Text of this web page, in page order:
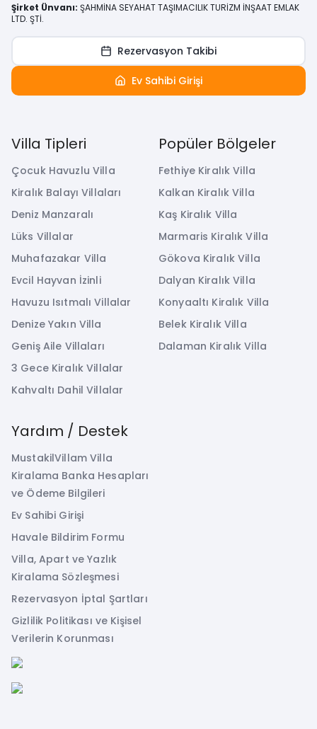
Villa Tipleri
Çocuk Havuzlu Villa
Kiralık Balayı Villaları
Deniz Manzaralı
Lüks Villalar
Muhafazakar Villa
Evcil Hayvan İzinli
Havuzu Isıtmalı Villalar
Denize Yakın Villa
Geniş Aile Villaları
3 Gece Kiralık Villalar
Kahvaltı Dahil Villalar
Popüler Bölgeler
Fethiye Kiralık Villa
Kalkan Kiralık Villa
Kaş Kiralık Villa
Marmaris Kiralık Villa
Gökova Kiralık Villa
Dalyan Kiralık Villa
Konyaaltı Kiralık Villa
Belek Kiralık Villa
Dalaman Kiralık Villa
Yardım / Destek
MustakilVillam Villa
Kiralama Banka Hesapları
ve Ödeme Bilgileri
Ev Sahibi Girişi
Havale Bildirim Formu
Villa, Apart ve Yazlık
Kiralama Sözleşmesi
Rezervasyon İptal Şartları
Gizlilik Politikası ve Kişisel
Verilerin Korunması
Şirket Ünvanı: ŞAHMİNA SEYAHAT TAŞIMACILIK TURİZM İNŞAAT EMLAK
LTD. ŞTİ.
Rezervasyon Takibi
Ev Sahibi Girişi